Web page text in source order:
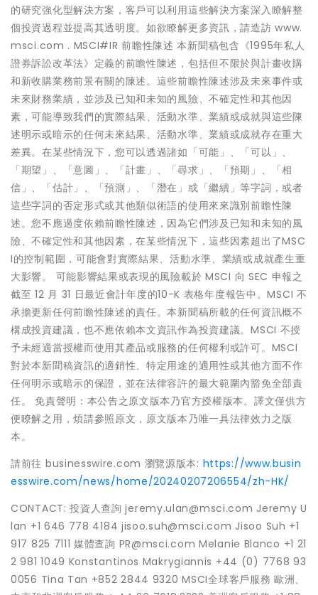
的研究強化型解決方案，客戶可以利用這些解決方案深入瞭解整
個投資過程並提高其透明度。如欲瞭解更多資訊，請造訪 www.
msci.com . MSCI#IR 前瞻性陳述 本新聞稿包含《1995年私人
證券訴訟改革法》定義的前瞻性陳述，包括但不限於與計畫收購
和新收購業務前景有關的陳述。這些前瞻性陳述涉及未來事件或
未來財務業績，並涉及已知和未知的風險、不確定性和其他因
素，可能導致我們的實際結果、活動水準、業績或成就與這些陳
述明示或暗示的任何未來結果、活動水準、業績或成就存在重大
差異。在某些情況下，您可以透過諸如「可能」、「可以」、
「期望」、「意圖」、「計畫」、「尋求」、「預期」、「相
信」、「估計」、「預測」、「潛在」或「繼續」等字詞，或者
這些字詞的否定形式或其他類似術語的使用來來識別前瞻性陳
述。您不應過度依賴前瞻性陳述，因為它們涉及已知和未知的風
險、不確定性和其他因素，在某些情況下，這些因素超出了MSC
I的控制範圍，可能會對實際結果、活動水準、業績或成就產生重
大影響。 可能影響結果或表現的風險載於 MSCI 向 SEC 申報之
截至 12 月 31 日最近會計年度的10-K 表格年度報告中。MSCI 不
承擔更新任何前瞻性陳述的責任。本新聞稿所載的任何資訊概不
構成投資建議，也不應依賴本文資訊作為投資建議。MSCI 不授
予未經適當授權而使用其產品或服務的任何權利或許可。MSCI
對於本新聞稿資訊的適銷性、特定用途的適用性或其他方面不作
任何明示或暗示的保證，並在法律容許的最大範圍內豁免全部責
任。 免責聲明：本公告之原文版本乃官方授權版本。譯文僅供方
便瞭解之用，煩請參照原文，原文版本乃唯一具法律效力之版
本。
請前往 businesswire.com 瀏覽源版本: https://www.busin
esswire.com/news/home/20240207206554/zh-HK/
CONTACT: 投資人查詢 jeremy.ulan@msci.com Jeremy U
lan +1 646 778 4184 jisoo.suh@msci.com Jisoo Suh +1
917 825 7111 媒體查詢 PR@msci.com Melanie Blanco +1 21
2 981 1049 Konstantinos Makrygiannis +44 (0) 7768 93
0056 Tina Tan +852 2844 9320 MSCI全球客戶服務 歐洲、